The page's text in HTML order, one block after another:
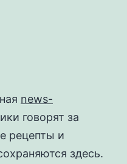
news-
говорят за
рецепты и
здесь.